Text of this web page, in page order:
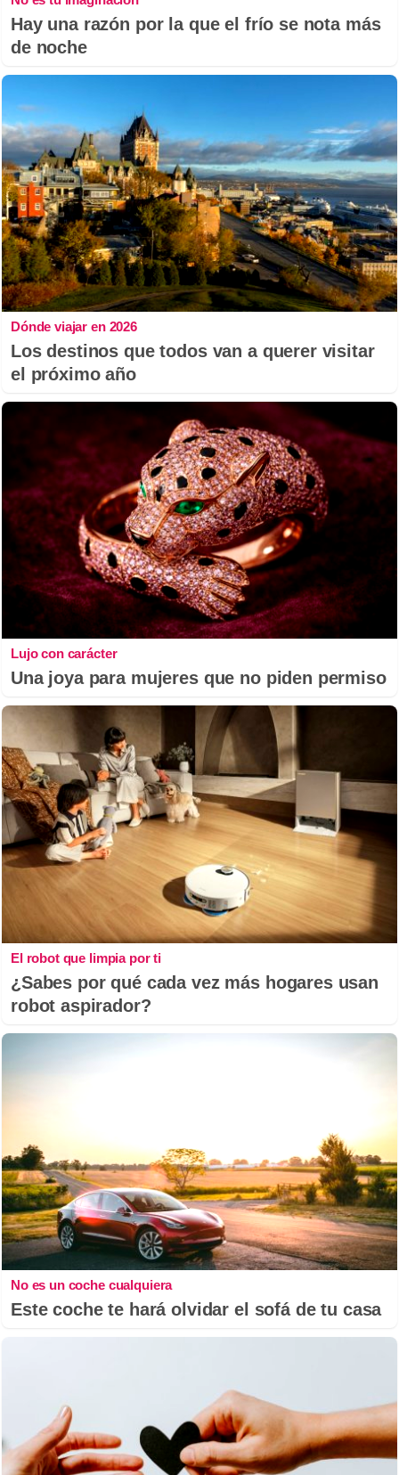
Hay una razón por la que el frío se nota más
de noche
Dónde viajar en 2026
Los destinos que todos van a querer visitar
el próximo año
Lujo con carácter
Una joya para mujeres que no piden permiso
El robot que limpia por ti
¿Sabes por qué cada vez más hogares usan
robot aspirador?
No es un coche cualquiera
Este coche te hará olvidar el sofá de tu casa